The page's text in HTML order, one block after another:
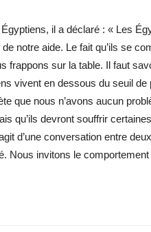
il a déclaré : « Les
notre aide. Le fait qu’ils se
frappons sur la table. Il faut
vivent en dessous du seuil
que nous n’avons aucun
qu’ils devront souffrir
d’une conversation entre
Nous invitons le